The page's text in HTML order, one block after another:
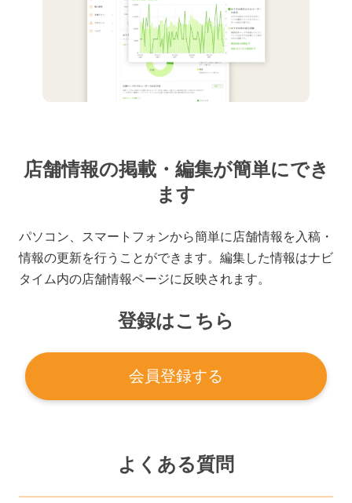
店舗情報の掲載・編集が簡単にでき
ます
パソコン、スマートフォンから簡単に店舗情報を入稿・
情報の更新を行うことができます。編集した情報はナビ
タイム内の店舗情報ページに反映されます。
登録はこちら
会員登録する
よくある質問